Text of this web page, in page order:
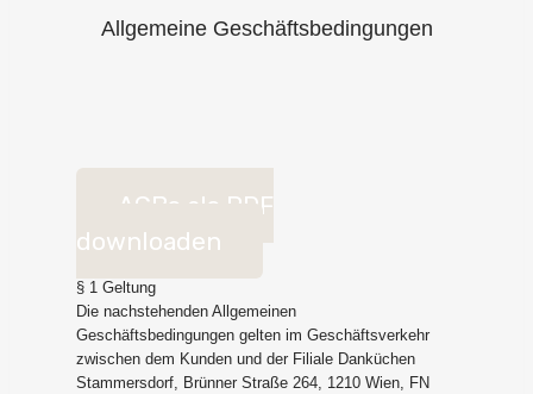
Allgemeine Geschäftsbedingungen
AGBs als PDF
downloaden
§ 1 Geltung
Die nachstehenden Allgemeinen
Geschäftsbedingungen gelten im Geschäftsverkehr
zwischen dem Kunden und der Filiale Danküchen
Stammersdorf, Brünner Straße 264, 1210 Wien, FN